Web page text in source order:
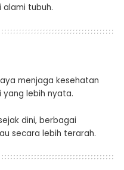
tubuh.
menjaga kesehatan
yang lebih nyata.
dini, berbagai
secara lebih terarah.